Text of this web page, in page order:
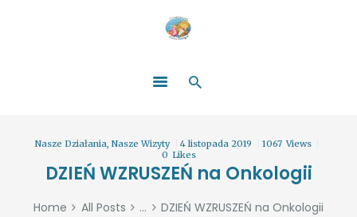
Nasze Działania ,Nasze Wizyty 4 listopada 2019 1067 Views
0 Likes
DZIEŃ WZRUSZEŃ na Onkologii
Home All Posts ... DZIEŃ WZRUSZEŃ na Onkologii
ZOSTAŃ DARCZYŃCĄ!
WYDARZENIA
PARTNERZY